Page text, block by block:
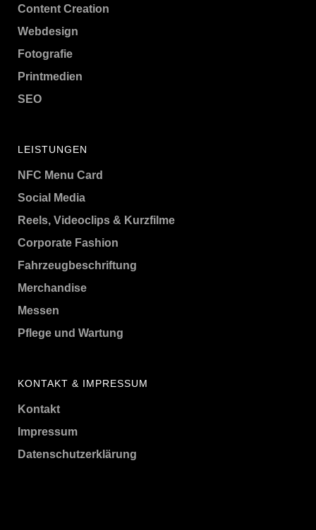
Content Creation
Webdesign
Fotografie
Printmedien
SEO
LEISTUNGEN
NFC Menu Card
Social Media
Reels, Videoclips & Kurzfilme
Corporate Fashion
Fahrzeugbeschriftung
Merchandise
Messen
Pflege und Wartung
KONTAKT & IMPRESSUM
Kontakt
Impressum
Datenschutzerklärung